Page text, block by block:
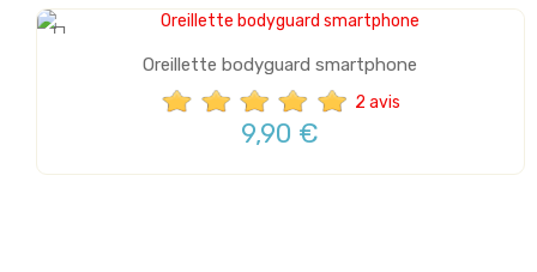
Oreillette bodyguard smartphone
2 avis
9,90 €